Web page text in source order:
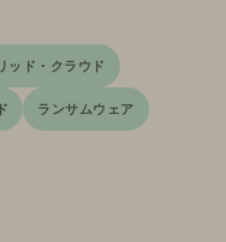
ッド・クラウド
ランサムウェア